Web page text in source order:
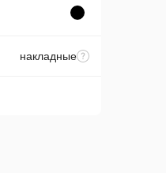
накладные